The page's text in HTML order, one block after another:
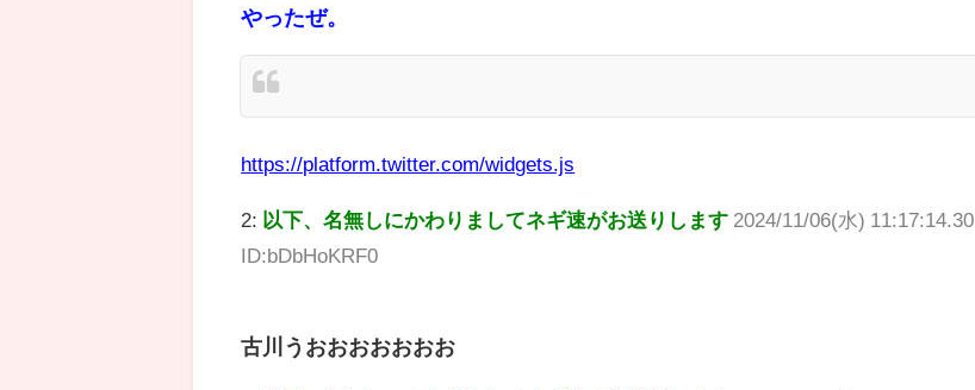
やったぜ。
https://platform.twitter.com/widgets.js
2: 以下、名無しにかわりましてネギ速がお送りします 2024/11/06(水) 11:17:14.30
ID:bDbHoKRF0
古川うおおおおおおお